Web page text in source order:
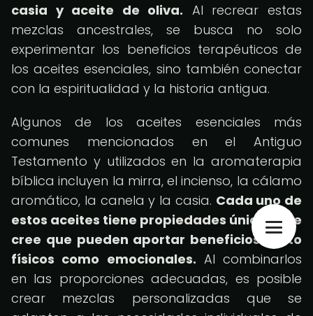
casia y aceite de oliva. Al recrear estas
mezclas ancestrales, se busca no solo
experimentar los beneficios terapéuticos de
los aceites esenciales, sino también conectar
con la espiritualidad y la historia antigua.
Algunos de los aceites esenciales más
comunes mencionados en el Antiguo
Testamento y utilizados en la aromaterapia
bíblica incluyen la mirra, el incienso, la cálamo
aromático, la canela y la casia. Cada uno de
estos aceites tiene propiedades únicas y se
cree que pueden aportar beneficios tanto
físicos como emocionales. Al combinarlos
en las proporciones adecuadas, es posible
crear mezclas personalizadas que se